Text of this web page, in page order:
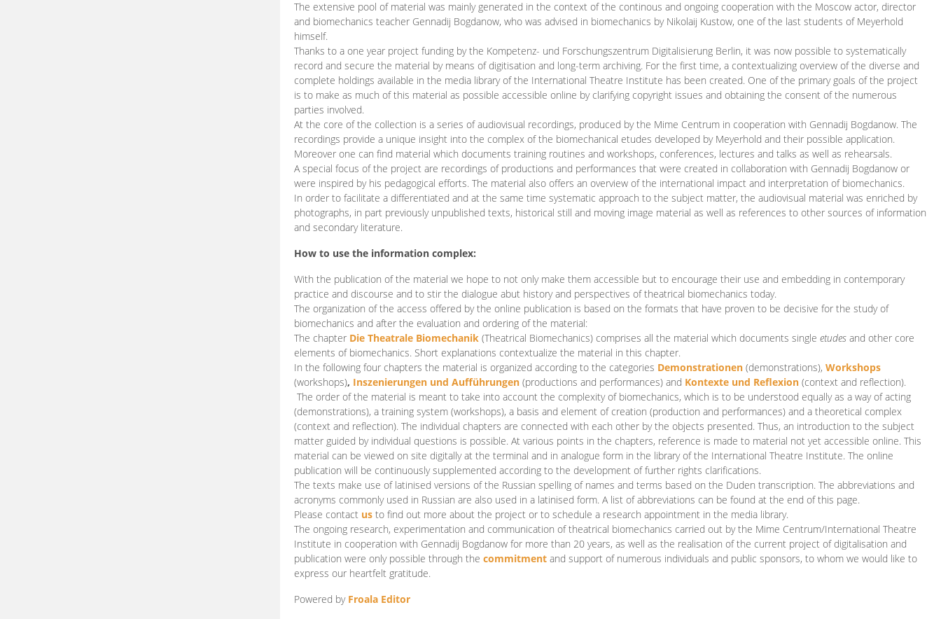
The extensive pool of material was mainly generated in the context of the continous and ongoing cooperation with the Moscow actor, director
and biomechanics teacher Gennadij Bogdanow, who was advised in biomechanics by Nikolaij Kustow, one of the last students of Meyerhold
himself.
Thanks to a one year project funding by the Kompetenz- und Forschungszentrum Digitalisierung Berlin, it was now possible to systematically
record and secure the material by means of digitisation and long-term archiving. For the first time, a contextualizing overview of the diverse and
complete holdings available in the media library of the International Theatre Institute has been created. One of the primary goals of the project
is to make as much of this material as possible accessible online by clarifying copyright issues and obtaining the consent of the numerous
parties involved.
At the core of the collection is a series of audiovisual recordings, produced by the Mime Centrum in cooperation with Gennadij Bogdanow. The
recordings provide a unique insight into the complex of the biomechanical etudes developed by Meyerhold and their possible application.
Moreover one can find material which documents training routines and workshops, conferences, lectures and talks as well as rehearsals.
A special focus of the project are recordings of productions and performances that were created in collaboration with Gennadij Bogdanow or
were inspired by his pedagogical efforts. The material also offers an overview of the international impact and interpretation of biomechanics.
In order to facilitate a differentiated and at the same time systematic approach to the subject matter, the audiovisual material was enriched by
photographs, in part previously unpublished texts, historical still and moving image material as well as references to other sources of information
and secondary literature.
How to use the information complex:
With the publication of the material we hope to not only make them accessible but to encourage their use and embedding in contemporary
practice and discourse and to stir the dialogue abut history and perspectives of theatrical biomechanics today.
The organization of the access offered by the online publication is based on the formats that have proven to be decisive for the study of
biomechanics and after the evaluation and ordering of the material:
The chapter Die Theatrale Biomechanik (Theatrical Biomechanics) comprises all the material which documents single etudes and other core
elements of biomechanics. Short explanations contextualize the material in this chapter.
In the following four chapters the material is organized according to the categories Demonstrationen (demonstrations), Workshops
(workshops), Inszenierungen und Aufführungen (productions and performances) and Kontexte und Reflexion (context and reflection).
The order of the material is meant to take into account the complexity of biomechanics, which is to be understood equally as a way of acting
(demonstrations), a training system (workshops), a basis and element of creation (production and performances) and a theoretical complex
(context and reflection). The individual chapters are connected with each other by the objects presented. Thus, an introduction to the subject
matter guided by individual questions is possible. At various points in the chapters, reference is made to material not yet accessible online. This
material can be viewed on site digitally at the terminal and in analogue form in the library of the International Theatre Institute. The online
publication will be continuously supplemented according to the development of further rights clarifications.
The texts make use of latinised versions of the Russian spelling of names and terms based on the Duden transcription. The abbreviations and
acronyms commonly used in Russian are also used in a latinised form. A list of abbreviations can be found at the end of this page.
Please contact us to find out more about the project or to schedule a research appointment in the media library.
The ongoing research, experimentation and communication of theatrical biomechanics carried out by the Mime Centrum/International Theatre
Institute in cooperation with Gennadij Bogdanow for more than 20 years, as well as the realisation of the current project of digitalisation and
publication were only possible through the commitment and support of numerous individuals and public sponsors, to whom we would like to
express our heartfelt gratitude.
Powered by Froala Editor